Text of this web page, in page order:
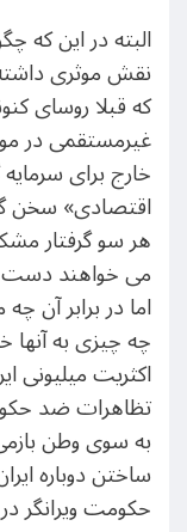
البته در این که
نقش موثری
که قبلا روسای
غیرمستقمی در
خارج برای
اقتصادی» سخن
هر سو گرفتار
می خواهند دست
اما در برابر آن
چه چیزی به
اکثریت میلیونی
تظاهرات ضد
به سوی وطن
ساختن دوباره
حکومت ویرانگر